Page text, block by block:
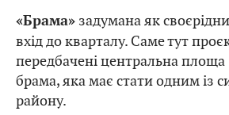
«Брама» задумана як
вхід до кварталу. Саме тут
передбачені центральна
брама, яка має стати одним із
району.